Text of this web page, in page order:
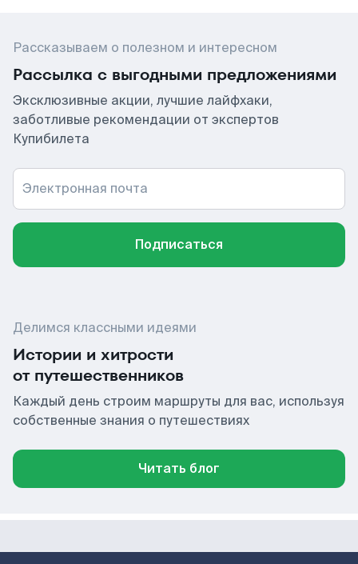
Рассказываем о полезном и интересном
Рассылка с выгодными предложениями
Эксклюзивные акции, лучшие лайфхаки,
заботливые рекомендации от экспертов
Купибилета
Электронная почта
Подписаться
Делимся классными идеями
Истории и хитрости
от путешественников
Каждый день строим маршруты для вас, используя
собственные знания о путешествиях
Читать блог